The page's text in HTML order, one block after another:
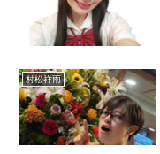
村松祥雨